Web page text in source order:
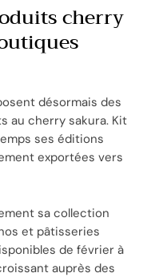
cherry
désormais des
au cherry sakura. Kit
ses éditions
exportées vers
sa collection
et pâtisseries
de février à
auprès des